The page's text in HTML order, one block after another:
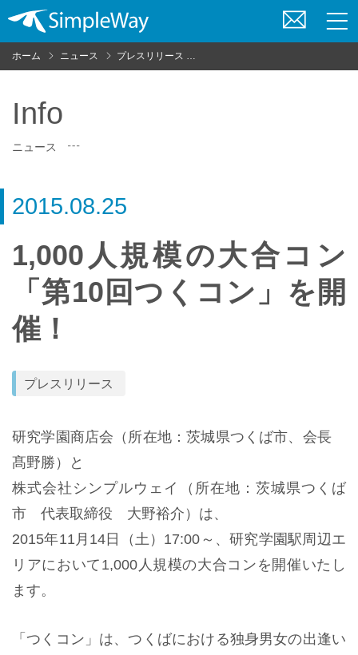
お
問
い
ホーム ニュース プレスリリース
Info
ニュース
2015.08.25
1,000人規模の大合コン
「第10回つくコン」を開
催！
プレスリリース
研究学園商店会（所在地：茨城県つくば市、会長
髙野勝）と
株式会社シンプルウェイ（所在地：茨城県つくば
市 代表取締役 大野裕介）は、
2015年11月14日（土）17:00～ 、研究学園駅周辺エ
リアにおいて1,000人規模の大合コンを開催いたし
ます。
「つくコン」は、つくばにおける独身男女の出逢い